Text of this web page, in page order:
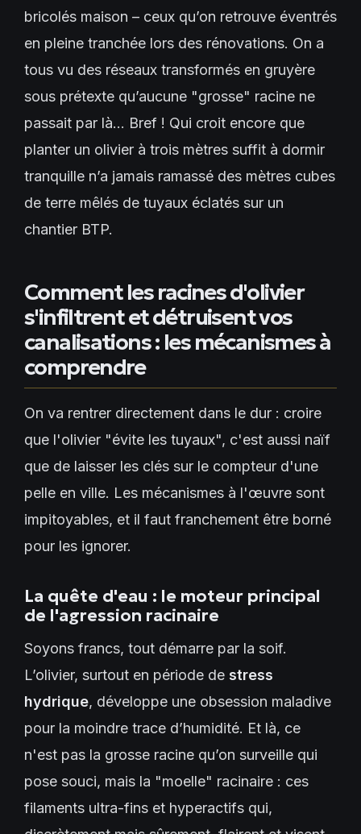
bricolés maison – ceux qu’on retrouve éventrés
en pleine tranchée lors des rénovations. On a
tous vu des réseaux transformés en gruyère
sous prétexte qu’aucune "grosse" racine ne
passait par là… Bref ! Qui croit encore que
planter un olivier à trois mètres suffit à dormir
tranquille n’a jamais ramassé des mètres cubes
de terre mêlés de tuyaux éclatés sur un
chantier BTP.
Comment les racines d'olivier
s'infiltrent et détruisent vos
canalisations : les mécanismes à
comprendre
On va rentrer directement dans le dur : croire
que l'olivier "évite les tuyaux", c'est aussi naïf
que de laisser les clés sur le compteur d'une
pelle en ville. Les mécanismes à l'œuvre sont
impitoyables, et il faut franchement être borné
pour les ignorer.
La quête d'eau : le moteur principal
de l'agression racinaire
Soyons francs, tout démarre par la soif.
L’olivier, surtout en période de stress
hydrique, développe une obsession maladive
pour la moindre trace d’humidité. Et là, ce
n'est pas la grosse racine qu’on surveille qui
pose souci, mais la "moelle" racinaire : ces
filaments ultra-fins et hyperactifs qui,